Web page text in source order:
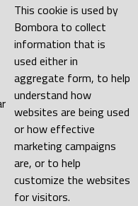
This cookie is used by
Bombora to collect
information that is
used either in
aggregate form, to help
understand how
websites are being used
or how effective
marketing campaigns
are, or to help
customize the websites
for visitors.